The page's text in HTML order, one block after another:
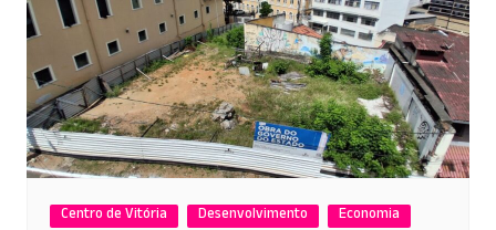
Centro de Vitória Desenvolvimento
Economia